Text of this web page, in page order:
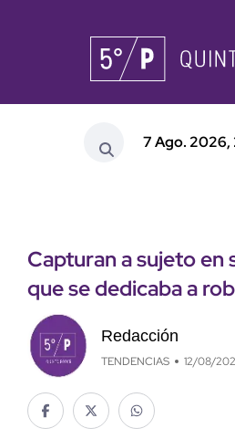
7 Ago. 2026,
Capturan a sujeto en
que se dedicaba a
Redacción
TENDENCIAS 12/08/